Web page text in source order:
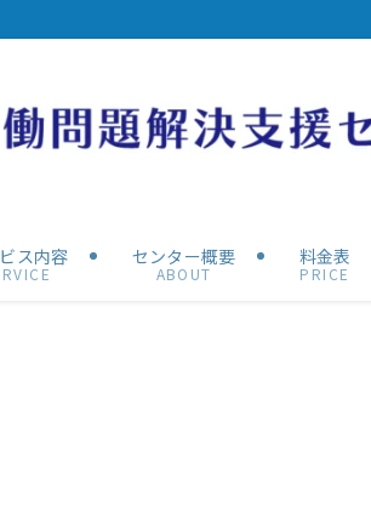
ス内容 センター概要
ABOUT
料金表
PRICE